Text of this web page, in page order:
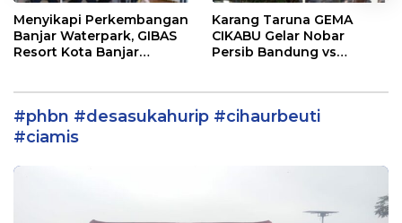
Menyikapi Perkembangan
Banjar Waterpark, GIBAS
Resort Kota Banjar
Karang Taruna GEMA
CIKABU Gelar Nobar
Persib Bandung vs
Kota Banjar
#phbn #desasukahurip #cihaurbeuti
#ciamis